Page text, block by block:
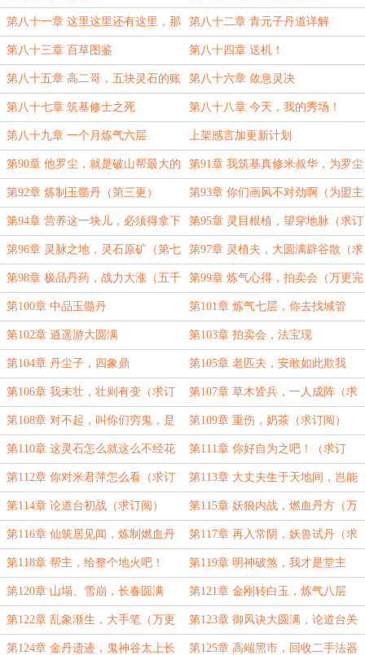
第八十一章 这里这里还有这里，那
里那里还有那里！
第八十二章 青元子丹道详解
第八十三章 百草图鉴 第八十四章 送机！
第八十五章 高二哥，五块灵石的账
我小罗记下了！
第八十六章 敛息灵决
第八十七章 筑基修士之死 第八十八章 今天，我的秀场！
第八十九章 一个月炼气六层 上架感言加更新计划
第90章 他罗尘，就是破山帮最大的
硕鼠（第一更））
第91章 我筑基真修米叔华，为罗尘
护道！（第二更））
第92章 炼制玉髓丹（第三更） 第93章 你们画风不对劲啊（为盟主
滕骨泡面加更）
第94章 营养这一块儿，必须得拿下
（盟主滕骨泡面加更）））
第95章 灵目根植，望穿地脉（求订
阅）
第96章 灵脉之地，灵石原矿（第七
更求订阅）
第97章 灵植夫，大圆满辟谷散（求
订阅求月票））
第98章 极品丹药，战力大涨（五千
字大章求订阅）
第99章 炼气心得，拍卖会（万更完
成，求首订！）
第100章 中品玉髓丹 第101章 炼气七层，你去找城管
啊！
第102章 逍遥游大圆满 第103章 拍卖会，法宝现
第104章 丹尘子，四象鼎 第105章 老匹夫，安敢如此欺我
第106章 我未壮，壮则有变（求订
阅）
第107章 草木皆兵，一人成阵（求
订阅）
第108章 对不起，叫你们穷鬼，是
我草率了（求订阅））
第109章 重伤，奶茶（求订阅）
第110章 这灵石怎么就这么不经花
啊
第111章 你好自为之吧！（求订
阅）
第112章 你对米君萍怎么看（求订
阅）
第113章 大丈夫生于天地间，岂能
郁郁久居人下
第114章 论道台初战（求订阅） 第115章 妖狼内战，燃血丹方（万
字更新完成，求订阅）
第116章 仙筑居见闻，炼制燃血丹 第117章 再入常阴，妖兽试丹（求
订阅）
第118章 帮主，给整个地火吧！
（万更完成，求月票）
第119章 明神破煞，我才是堂主
（求订阅）
第120章 山塌、雪崩，长春圆满 第121章 金刚转白玉，炼气八层
（求订阅）
第122章 乱象渐生，大手笔（万更
求订阅）
第123章 御风诀大圆满，论道台关
闭（求月票）
第124章 金丹遗迹，鬼神谷太上长 第125章 高端黑市，回收二手法器